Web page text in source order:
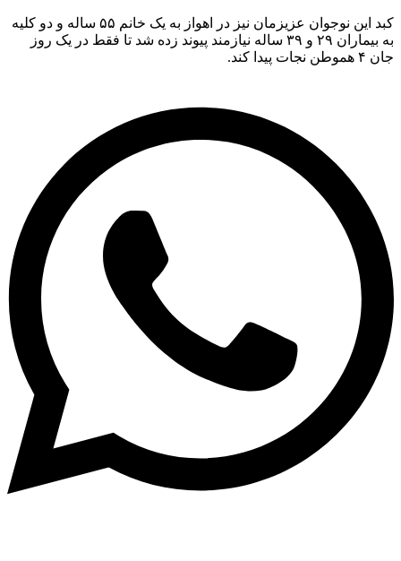
کبد این نوجوان عزیزمان نیز در اهواز به یک خانم ۵۵ ساله و دو کلیه
به بیماران ٢٩ و ٣٩ ساله نیازمند پیوند زده شد تا فقط در یک‌ روز
پیدا کند.